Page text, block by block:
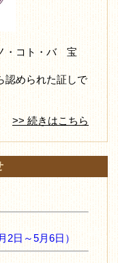
・コト・バ 宝
認められた証しで
>> 続きはこちら
2日～5月6日）